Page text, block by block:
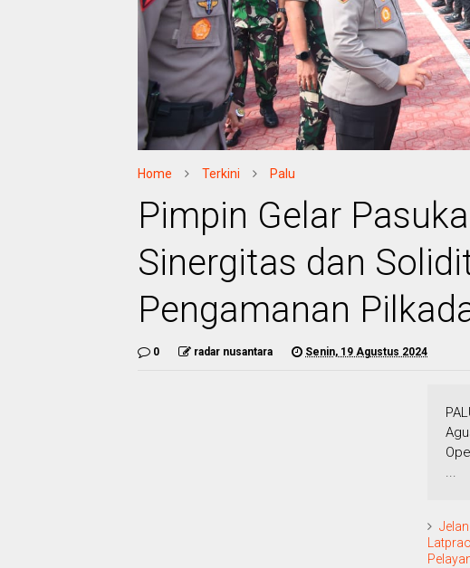
Home Terkini Palu
Pimpin Gelar
Sinergitas dan
Pengamanan
0 radar nusantara Senin, 19 Agustus 2024
...